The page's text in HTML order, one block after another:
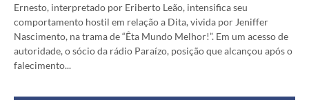
Ernesto, interpretado por Eriberto Leão, intensifica seu
comportamento hostil em relação a Dita, vivida por Jeniffer
Nascimento, na trama de “Êta Mundo Melhor!”. Em um acesso de
autoridade, o sócio da rádio Paraízo, posição que alcançou após o
falecimento...